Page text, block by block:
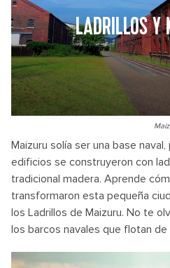
LADRILLOS Y
Maizuru solía ser una base
edificios se construyeron con
tradicional madera. Aprende
transformaron esta pequeña
los Ladrillos de Maizuru. No te
los barcos navales que flotan de